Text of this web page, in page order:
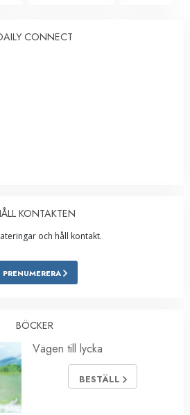
CONNECT
KONTAKTEN
och håll kontakt.
PRENUMERERA
BÖCKER
Vägen till lycka
BESTÄLL